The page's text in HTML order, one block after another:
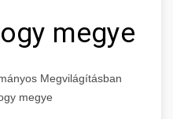
megye
Megvilágításban
megye